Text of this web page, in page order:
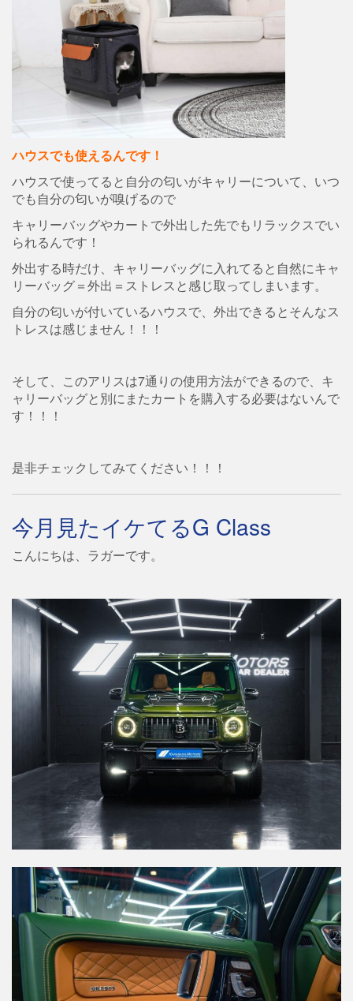
ハウスでも使えるんです！
ハウスで使ってると自分の匂いがキャリーについて、いつ
でも自分の匂いが嗅げるので
キャリーバッグやカートで外出した先でもリラックスでい
られるんです！
外出する時だけ、キャリーバッグに入れてると自然にキャ
リーバッグ＝外出＝ストレスと感じ取ってしまいます。
自分の匂いが付いているハウスで、外出できるとそんなス
トレスは感じません！！！
そして、このアリスは7通りの使用方法ができるので、キ
ャリーバッグと別にまたカートを購入する必要はないんで
す！！！
是非チェックしてみてください！！！
今月見たイケてるG Class
こんにちは、ラガーです。